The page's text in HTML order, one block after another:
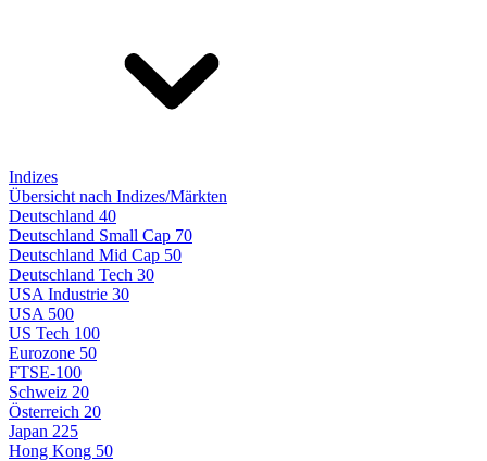
Indizes
Übersicht nach Indizes/Märkten
Deutschland 40
Deutschland Small Cap 70
Deutschland Mid Cap 50
Deutschland Tech 30
USA Industrie 30
USA 500
US Tech 100
Eurozone 50
FTSE-100
Schweiz 20
Österreich 20
Japan 225
Hong Kong 50